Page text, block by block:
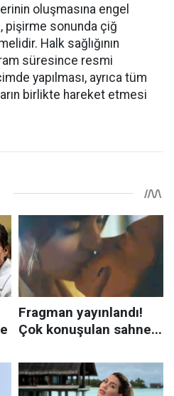
oluşmasına engel
pişirme sonunda çiğ
Halk sağlığının
süresince resmi
yapılması, ayrıca tüm
birlikte hareket etmesi